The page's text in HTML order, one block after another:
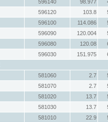
596140 98.977
596120 103.8
596100 114.086
596090 120.004
596080 120.08
596030 151.975
581060 2.7
581070 2.7
581020 13.7
581030 13.7
581010 22.9